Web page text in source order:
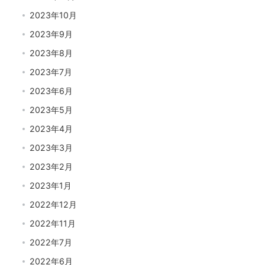
2023年10月
2023年9月
2023年8月
2023年7月
2023年6月
2023年5月
2023年4月
2023年3月
2023年2月
2023年1月
2022年12月
2022年11月
2022年7月
2022年6月